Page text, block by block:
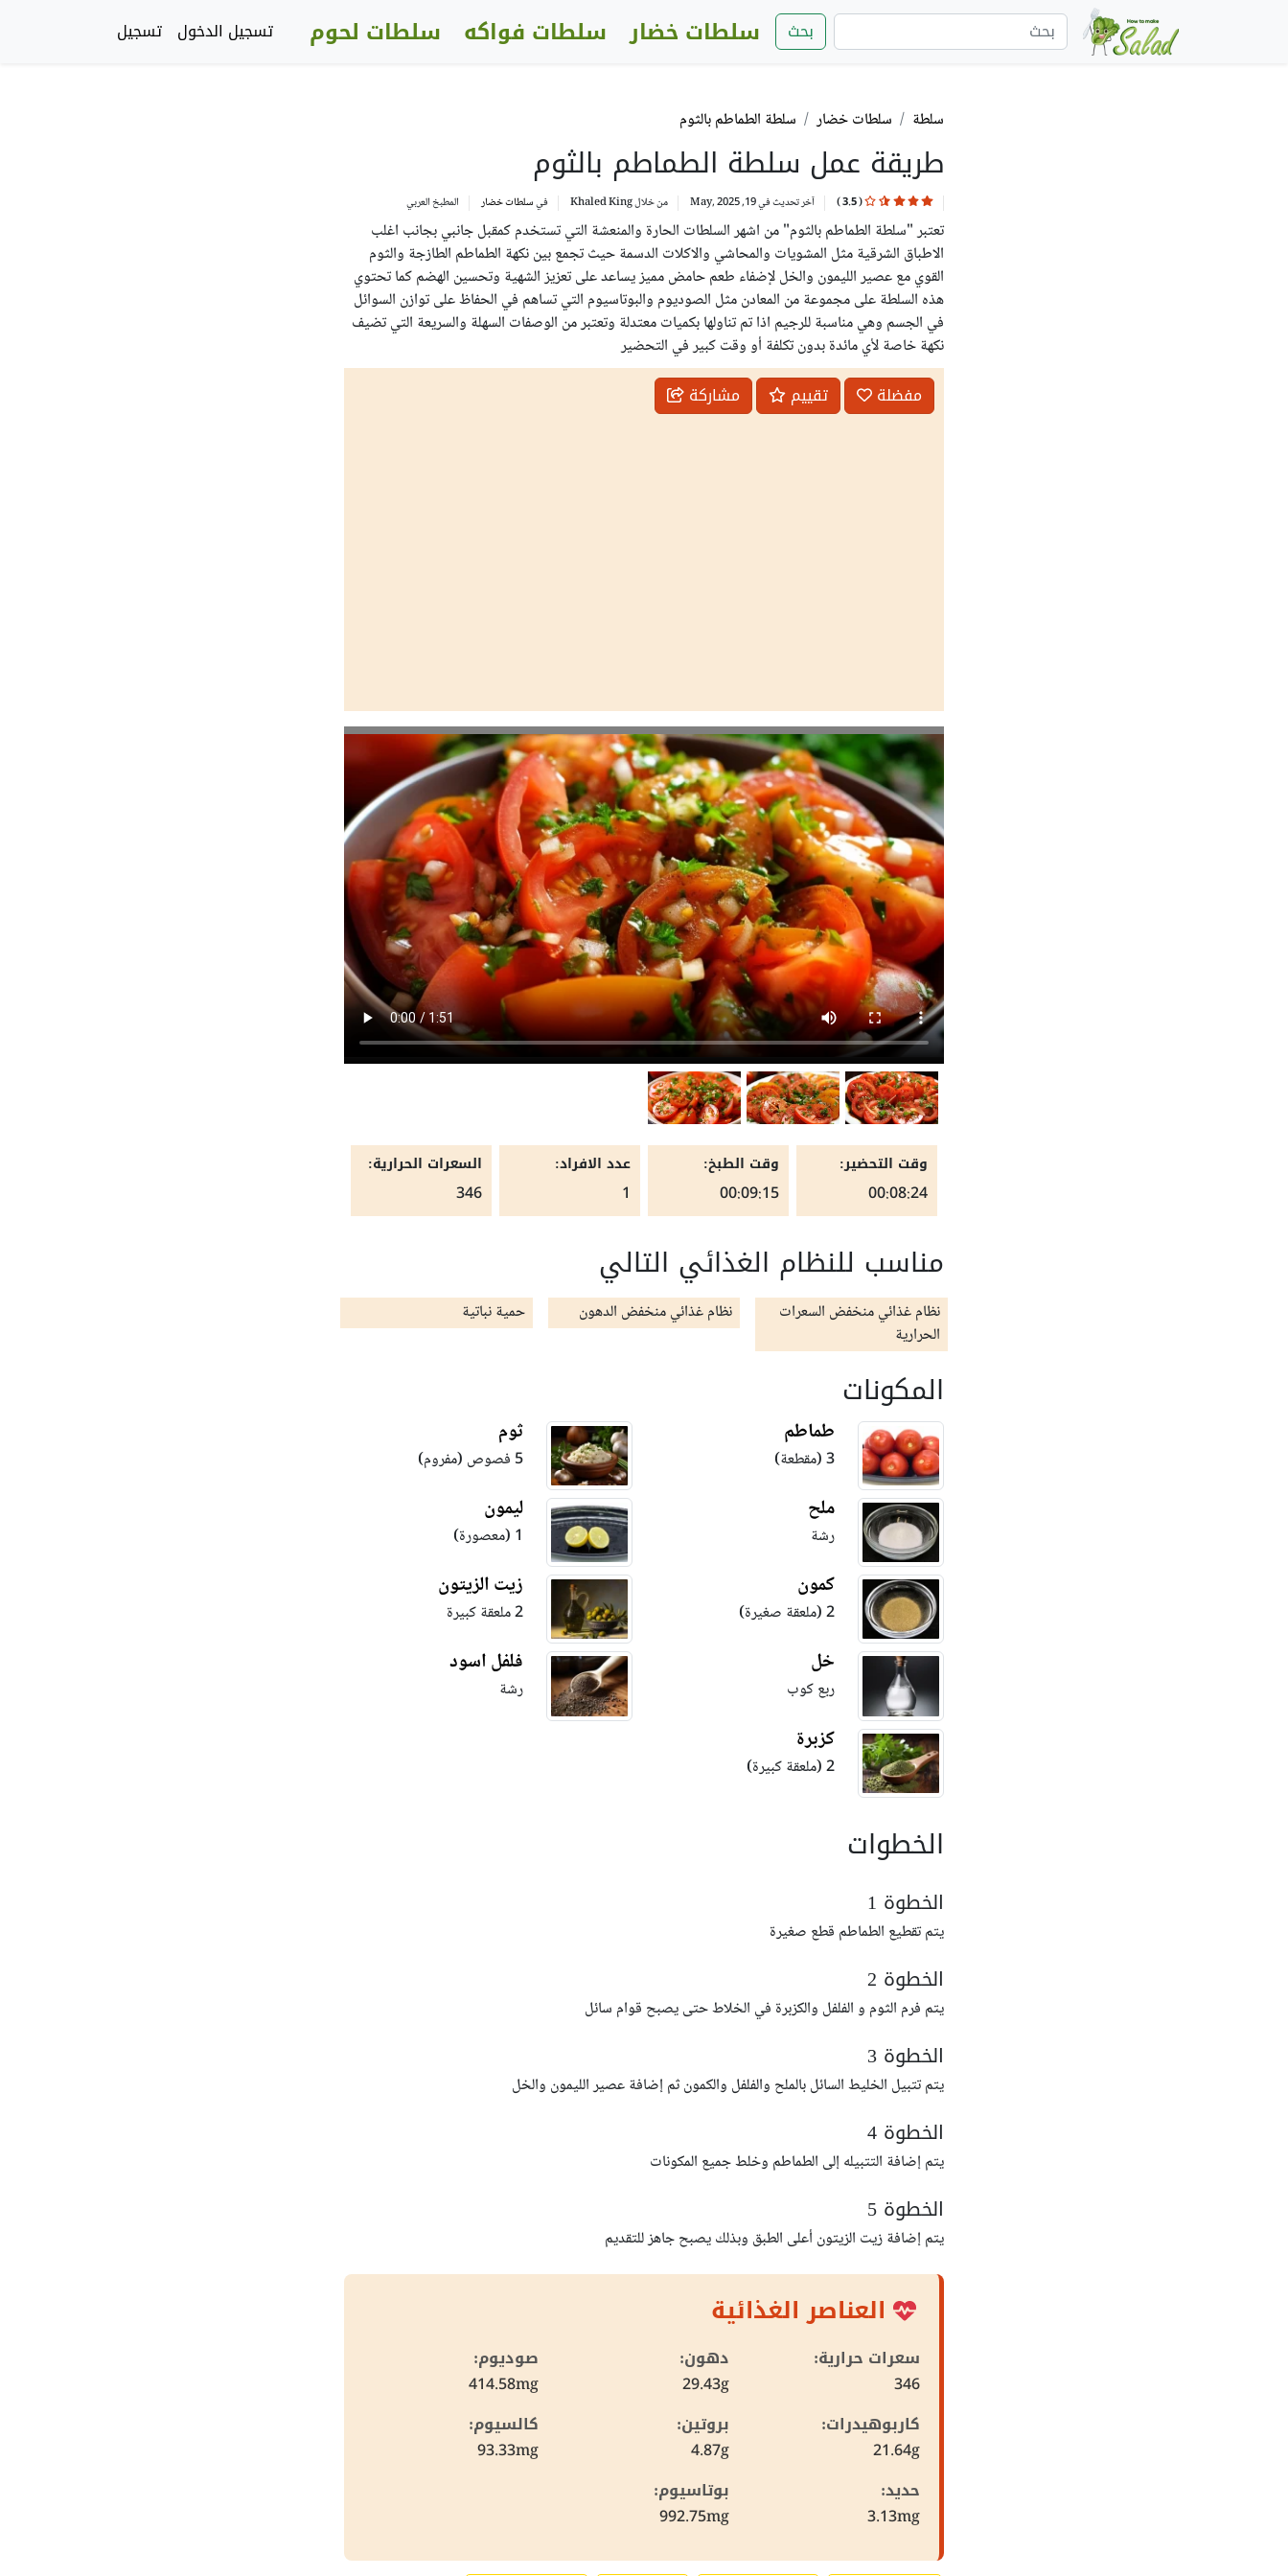
بحث سلطات خضار سلطات فواكه سلطات لحوم تسجيل الدخول تسجيل
سلطة سلطات خضار سلطة الطماطم بالثوم
طريقة عمل سلطة الطماطم بالثوم
(
3.5
) آخر تحديث في 19, May, 2025 من خلالKhaled King فيسلطات خضار المطبخ العربي
تعتبر "سلطة الطماطم بالثوم" من اشهر السلطات الحارة والمنعشة التي تستخدم كمقبل جانبي بجانب اغلب
الاطباق الشرقية مثل المشويات والمحاشي والاكلات الدسمة حيث تجمع بين نكهة الطماطم الطازجة والثوم
القوي مع عصير الليمون والخل لإضفاء طعم حامض مميز يساعد على تعزيز الشهية وتحسين الهضم كما تحتوي
هذه السلطة على مجموعة من المعادن مثل الصوديوم والبوتاسيوم التي تساهم في الحفاظ على توازن السوائل
في الجسم وهي مناسبة للرجيم اذا تم تناولها بكميات معتدلة وتعتبر من الوصفات السهلة والسريعة التي تضيف
نكهة خاصة لأي مائدة بدون تكلفة أو وقت كبير في التحضير
مفضلة تقييم مشاركة
وقت التحضير:
00:08:24
وقت الطبخ:
00:09:15
عدد الافراد:
1
السعرات الحرارية:
346
مناسب للنظام الغذائي التالي
نظام غذائي منخفض السعرات
الحرارية
نظام غذائي منخفض الدهون حمية نباتية
المكونات
طماطم
3 (مقطعة)
ثوم
5 فصوص (مفروم)
ملح
رشة
ليمون
1 (معصورة)
كمون
2 (ملعقة صغيرة)
زيت الزيتون
2 ملعقة كبيرة
خل
ربع كوب
فلفل اسود
رشة
كزبرة
2 (ملعقة كبيرة)
الخطوات
الخطوة 1
يتم تقطيع الطماطم قطع صغيرة
الخطوة 2
يتم فرم الثوم و الفلفل والكزبرة في الخلاط حتى يصبح قوام سائل
الخطوة 3
يتم تتبيل الخليط السائل بالملح والفلفل والكمون ثم إضافة عصير الليمون والخل
الخطوة 4
يتم إضافة التتبيله إلى الطماطم وخلط جميع المكونات
الخطوة 5
يتم إضافة زيت الزيتون أعلى الطبق وبذلك يصبح جاهز للتقديم
العناصر الغذائية
سعرات حرارية:
346
دهون:
29.43g
صوديوم:
414.58mg
كاربوهيدرات:
21.64g
بروتين:
4.87g
كالسيوم:
93.33mg
حديد:
3.13mg
بوتاسيوم:
992.75mg